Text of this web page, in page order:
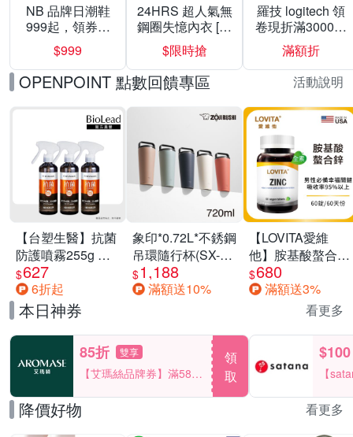
NB 品牌日潮鞋
999起，領券折
上折 最高回饋
40%
$999
24HRS 超人氣無
鋼圈失憶內衣 [熱
銷好評]
$限時搶
羅技 logitech 領
卷現折滿3000折
300
滿額折
OPENPOINT 點數回饋專區 活動說明
【台塑生醫】抗菌
防護噴霧255g 三
入組
$627
6折起
象印*0.72L*不銹鋼
吊環隨行杯(SX-
LA72H)
$1,188
滿額送10%
【LOVITA愛維
他】胺基酸螯合鋅
x2瓶30mg素食錠
(鋅錠)
$680
滿額送3%
本日神券 看更多
85折 雙享
【艾瑪絲品牌券】滿580
享85折！
領
取
$100
【
一件
降價好物 看更多